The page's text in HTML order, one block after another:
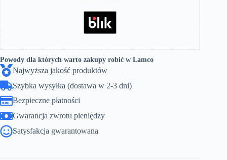
Powody dla których warto zakupy robić w Lamco
Najwyższa jakość produktów
Szybka wysyłka (dostawa w 2-3 dni)
Bezpieczne płatności
Gwarancja zwrotu pieniędzy
Satysfakcja gwarantowana